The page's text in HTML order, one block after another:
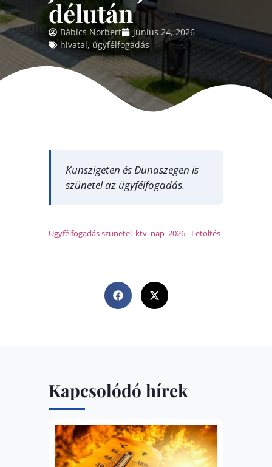
délután
Bábics Norbert
június 24, 2026
hivatal, ügyfélfogadás
Kunszigeten és Dunaszegen is
szünetel az ügyfélfogadás.
Ügyfélfogadás szünetel_ktv_nap_2026 Letöltés
Kapcsolódó hírek